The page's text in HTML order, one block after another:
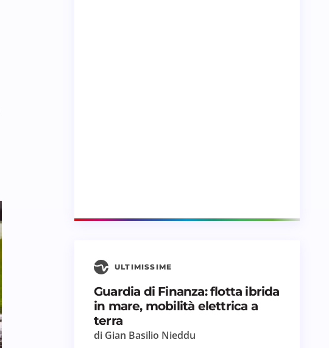
ULTIMISSIME
Guardia di Finanza: flotta ibrida
in mare, mobilità elettrica a
terra
di Gian Basilio Nieddu